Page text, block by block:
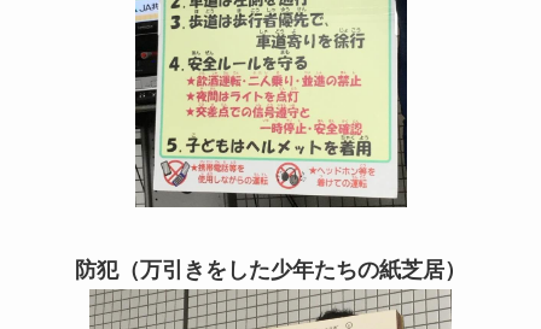
防犯（万引きをした少年たちの紙芝居）